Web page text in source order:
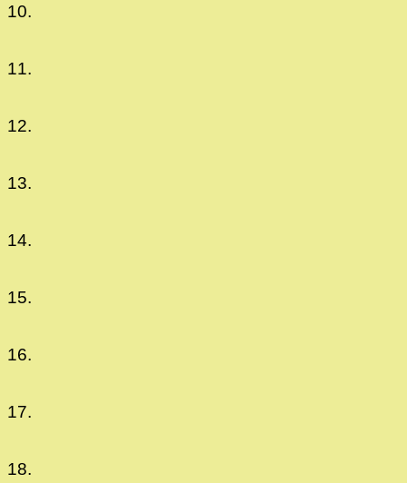
10.
11.
12.
13.
14.
15.
16.
17.
18.